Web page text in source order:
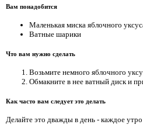
Вам понадобится
Маленькая миска яблочного
Ватные шарики
Что вам нужно сделать
Возьмите немного яблочного
Обмакните в нее ватный диск и
Как часто вам следует это делать
Делайте это дважды в день - каждое